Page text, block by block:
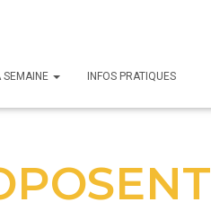
SEMAINE INFOS PRATIQUES​